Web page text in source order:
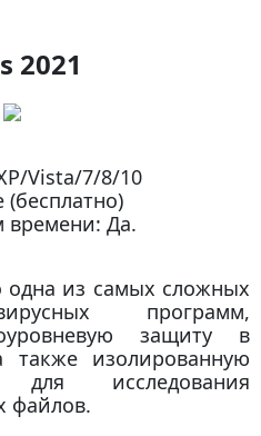
2021
Vista/7/8/10
времени: Да.
одна из самых сложных
программ,
защиту в
изолированную
исследования
файлов.